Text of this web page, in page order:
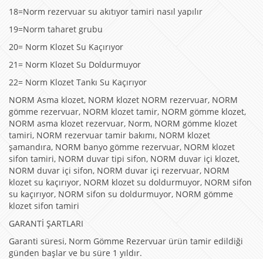
18=Norm rezervuar su akıtıyor tamiri nasıl yapılır
19=Norm taharet grubu
20= Norm Klozet Su Kaçırıyor
21= Norm Klozet Su Doldurmuyor
22= Norm Klozet Tankı Su Kaçırıyor
NORM Asma klozet, NORM klozet NORM rezervuar, NORM
gömme rezervuar, NORM klozet tamir, NORM gömme klozet,
NORM asma klozet rezervuar, Norm, NORM gömme klozet
tamiri, NORM rezervuar tamir bakımı, NORM klozet
şamandıra, NORM banyo gömme rezervuar, NORM klozet
sifon tamiri, NORM duvar tipi sifon, NORM duvar içi klozet,
NORM duvar içi sifon, NORM duvar içi rezervuar, NORM
klozet su kaçırıyor, NORM klozet su doldurmuyor, NORM sifon
su kaçırıyor, NORM sifon su doldurmuyor, NORM gömme
klozet sifon tamiri
GARANTİ ŞARTLARI
Garanti süresi, Norm Gömme Rezervuar ürün tamir edildiği
günden başlar ve bu süre 1 yıldır.